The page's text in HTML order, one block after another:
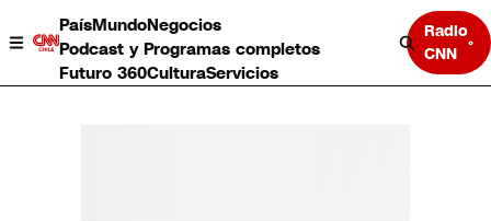
PaísMundoNegocios
Podcast y Programas completos
Futuro 360CulturaServicios
Radio
CNN